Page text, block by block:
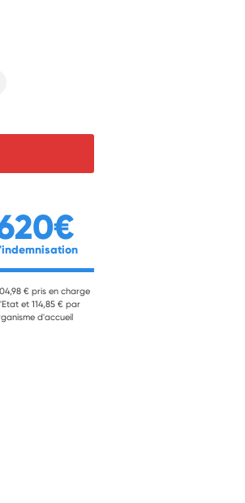
€ pris en charge
et 114,85 € par
d'accueil